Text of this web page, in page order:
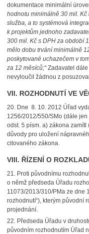
dokumentace minimální
hodnotu minimálně 30 mil.
služba, a to systémová
k projektům jednoho
300 mil. Kč s DPH za období
mělo dobu trvání minimálně
poskytované uchazečem v
za 12 měsíců;“Zadavatel dále
nevyloučil žádnou z
VII. ROZHODNUTÍ VE
20. Dne 8. 10. 2012 Úřad
1256/2012/550/SMo(dále jen
odst. 5 písm. a) zákona
důvody pro uložení
citovaného zákona.
VIII. ŘÍZENÍ O
21. Proti původnímu
o němž předseda Úřadu
11073/2013/310/PMa ze dne
rozhodnutí“), kterým původní
projednání.
22. Předseda Úřadu v
původním rozhodnutím Úřad